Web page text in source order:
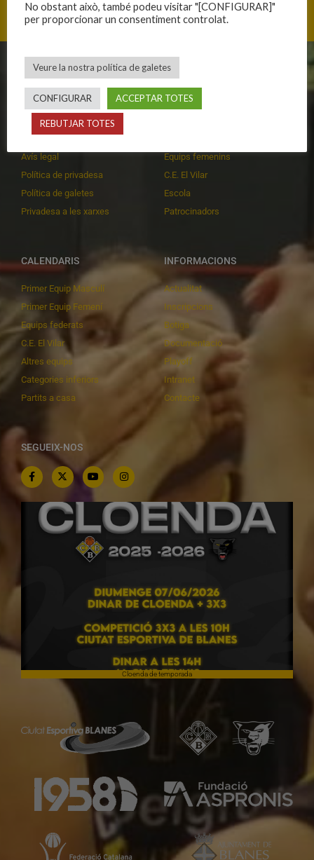
CLUB
Història
Organització
Avís legal
Política de privadesa
Política de galetes
Privadesa a les xarxes
EQUIPS
Primer equip masculí
Equips femenins
C.E. El Vilar
Escola
Patrocinadors
CALENDARIS
Primer Equip Masculí
Primer Equip Femení
Equips federats
C.E. El Vilar
Altres equips
Categories inferiors
Partits a casa
INFORMACIONS
Actualitat
Inscripcions
Botiga
Documentació
Playoff
Intranet
Contacte
SEGUEIX-NOS
Cloenda de temporada
No obstant això, també podeu visitar "[CONFIGURAR]"
per proporcionar un consentiment controlat.
Veure la nostra política de galetes
CONFIGURAR ACCEPTAR TOTES
REBUTJAR TOTES